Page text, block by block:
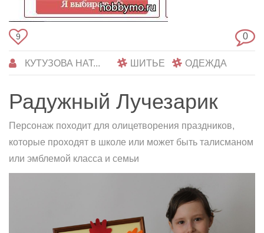
9 0
КУТУЗОВА НАТ... ШИТЬЕ ОДЕЖДА
Радужный Лучезарик
Персонаж походит для олицетворения праздников,
которые проходят в школе или может быть талисманом
или эмблемой класса и семьи